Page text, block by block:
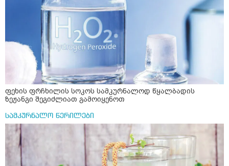
ფეხის ფრჩხილის სოკოს სამკურნალოდ წყალბადის
ზეჟანგი შეგიძლიათ გამოიყენოთ
სამკურნალო წერილები